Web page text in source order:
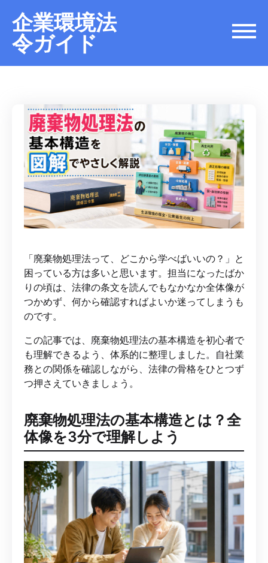
企業環境法
令ガイド
「廃棄物処理法って、どこから学べばいいの？」と
困っている方は多いと思います。担当になったばか
りの頃は、法律の条文を読んでもなかなか全体像が
つかめず、何から確認すればよいか迷ってしまうも
のです。
この記事では、廃棄物処理法の基本構造を初心者で
も理解できるよう、体系的に整理しました。自社業
務との関係を確認しながら、法律の骨格をひとつず
つ押さえていきましょう。
廃棄物処理法の基本構造とは？全
体像を3分で理解しよう